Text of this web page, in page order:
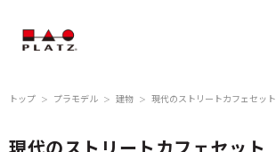
トップ ＞ プラモデル ＞ 建物 ＞ 現代のストリートカフェセット